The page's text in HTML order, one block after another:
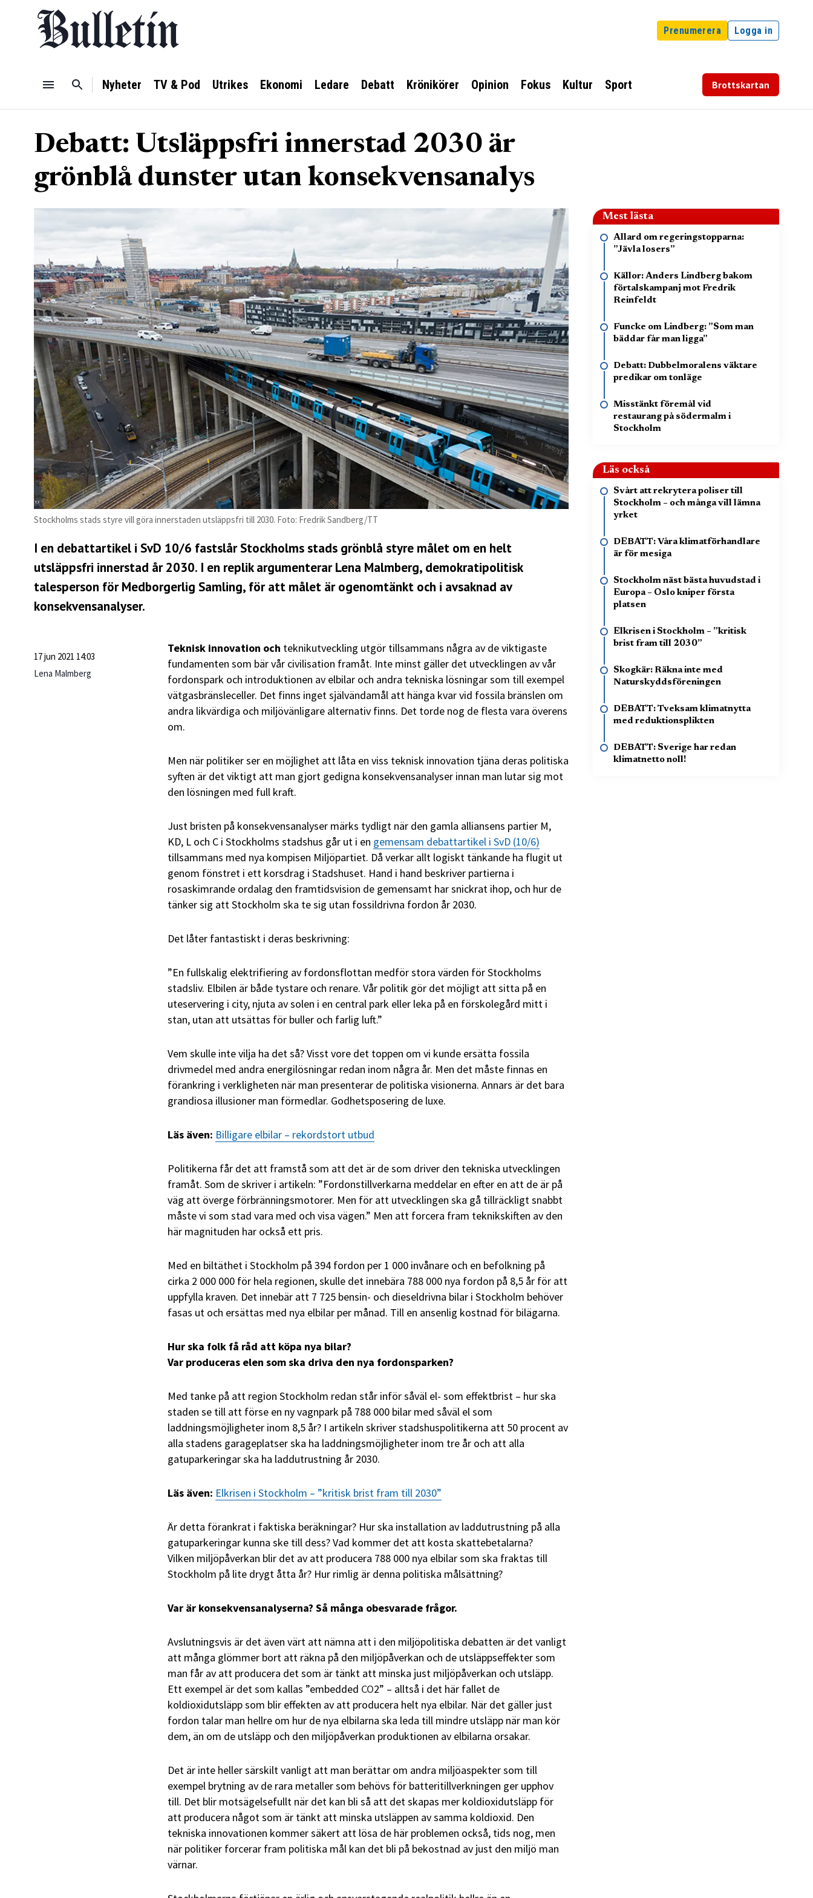
Prenumerera Logga in
Nyheter TV & Pod Utrikes Ekonomi Ledare Debatt Krönikörer Opinion Fokus Kultur Sport Brottskartan
Debatt: Utsläppsfri innerstad 2030 är
grönblå dunster utan konsekvensanalys
Stockholms stads styre vill göra innerstaden utsläppsfri till 2030. Foto: Fredrik Sandberg/TT
I en debattartikel i SvD 10/6 fastslår Stockholms stads grönblå styre målet om en helt
utsläppsfri innerstad år 2030. I en replik argumenterar Lena Malmberg, demokratipolitisk
talesperson för Medborgerlig Samling, för att målet är ogenomtänkt och i avsaknad av
konsekvensanalyser.
17 jun 2021 14:03
Lena Malmberg
Teknisk innovation och teknikutveckling utgör tillsammans några av de viktigaste
fundamenten som bär vår civilisation framåt. Inte minst gäller det utvecklingen av vår
fordonspark och introduktionen av elbilar och andra tekniska lösningar som till exempel
vätgasbränsleceller. Det finns inget självändamål att hänga kvar vid fossila bränslen om
andra likvärdiga och miljövänligare alternativ finns. Det torde nog de flesta vara överens
om.
Men när politiker ser en möjlighet att låta en viss teknisk innovation tjäna deras politiska
syften är det viktigt att man gjort gedigna konsekvensanalyser innan man lutar sig mot
den lösningen med full kraft.
Just bristen på konsekvensanalyser märks tydligt när den gamla alliansens partier M,
KD, L och C i Stockholms stadshus går ut i en gemensam debattartikel i SvD (10/6)
tillsammans med nya kompisen Miljöpartiet. Då verkar allt logiskt tänkande ha flugit ut
genom fönstret i ett korsdrag i Stadshuset. Hand i hand beskriver partierna i
rosaskimrande ordalag den framtidsvision de gemensamt har snickrat ihop, och hur de
tänker sig att Stockholm ska te sig utan fossildrivna fordon år 2030.
Det låter fantastiskt i deras beskrivning:
”En fullskalig elektrifiering av fordonsflottan medför stora värden för Stockholms
stadsliv. Elbilen är både tystare och renare. Vår politik gör det möjligt att sitta på en
uteservering i city, njuta av solen i en central park eller leka på en förskolegård mitt i
stan, utan att utsättas för buller och farlig luft.”
Vem skulle inte vilja ha det så? Visst vore det toppen om vi kunde ersätta fossila
drivmedel med andra energilösningar redan inom några år. Men det måste finnas en
förankring i verkligheten när man presenterar de politiska visionerna. Annars är det bara
grandiosa illusioner man förmedlar. Godhetsposering de luxe.
Läs även: Billigare elbilar – rekordstort utbud
Politikerna får det att framstå som att det är de som driver den tekniska utvecklingen
framåt. Som de skriver i artikeln: ”Fordonstillverkarna meddelar en efter en att de är på
väg att överge förbränningsmotorer. Men för att utvecklingen ska gå tillräckligt snabbt
måste vi som stad vara med och visa vägen.” Men att forcera fram teknikskiften av den
här magnituden har också ett pris.
Med en biltäthet i Stockholm på 394 fordon per 1 000 invånare och en befolkning på
cirka 2 000 000 för hela regionen, skulle det innebära 788 000 nya fordon på 8,5 år för att
uppfylla kraven. Det innebär att 7 725 bensin- och dieseldrivna bilar i Stockholm behöver
fasas ut och ersättas med nya elbilar per månad. Till en ansenlig kostnad för bilägarna.
Hur ska folk få råd att köpa nya bilar?
Var produceras elen som ska driva den nya fordonsparken?
Med tanke på att region Stockholm redan står inför såväl el- som effektbrist – hur ska
staden se till att förse en ny vagnpark på 788 000 bilar med såväl el som
laddningsmöjligheter inom 8,5 år? I artikeln skriver stadshuspolitikerna att 50 procent av
alla stadens garageplatser ska ha laddningsmöjligheter inom tre år och att alla
gatuparkeringar ska ha laddutrustning år 2030.
Läs även: Elkrisen i Stockholm – ”kritisk brist fram till 2030”
Är detta förankrat i faktiska beräkningar? Hur ska installation av laddutrustning på alla
gatuparkeringar kunna ske till dess? Vad kommer det att kosta skattebetalarna?
Vilken miljöpåverkan blir det av att producera 788 000 nya elbilar som ska fraktas till
Stockholm på lite drygt åtta år? Hur rimlig är denna politiska målsättning?
Var är konsekvensanalyserna? Så många obesvarade frågor.
Avslutningsvis är det även värt att nämna att i den miljöpolitiska debatten är det vanligt
att många glömmer bort att räkna på den miljöpåverkan och de utsläppseffekter som
man får av att producera det som är tänkt att minska just miljöpåverkan och utsläpp.
Ett exempel är det som kallas ”embedded CO2” – alltså i det här fallet de
koldioxidutsläpp som blir effekten av att producera helt nya elbilar. När det gäller just
fordon talar man hellre om hur de nya elbilarna ska leda till mindre utsläpp när man kör
dem, än om de utsläpp och den miljöpåverkan produktionen av elbilarna orsakar.
Det är inte heller särskilt vanligt att man berättar om andra miljöaspekter som till
exempel brytning av de rara metaller som behövs för batteritillverkningen ger upphov
till. Det blir motsägelsefullt när det kan bli så att det skapas mer koldioxidutsläpp för
att producera något som är tänkt att minska utsläppen av samma koldioxid. Den
tekniska innovationen kommer säkert att lösa de här problemen också, tids nog, men
när politiker forcerar fram politiska mål kan det bli på bekostnad av just den miljö man
värnar.
Mest lästa
Allard om regeringstopparna:
”Jävla losers”
Källor: Anders Lindberg bakom
förtalskampanj mot Fredrik
Reinfeldt
Funcke om Lindberg: ”Som man
bäddar får man ligga”
Debatt: Dubbelmoralens väktare
predikar om tonläge
Misstänkt föremål vid
restaurang på södermalm i
Stockholm
Läs också
Svårt att rekrytera poliser till
Stockholm – och många vill lämna
yrket
DEBATT: Våra klimatförhandlare
är för mesiga
Stockholm näst bästa huvudstad i
Europa – Oslo kniper första
platsen
Elkrisen i Stockholm – ”kritisk
brist fram till 2030”
Skogkär: Räkna inte med
Naturskyddsföreningen
DEBATT: Tveksam klimatnytta
med reduktionsplikten
DEBATT: Sverige har redan
klimatnetto noll!